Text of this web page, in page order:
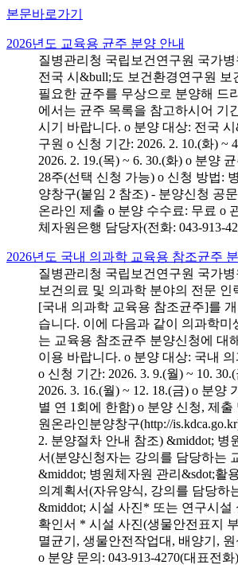
본문바로가기
2026년도 교육용 균주 분양 안내
질병관리청 국립보건연구원 국가
전국 시&bull;도 보건환경연구원 보
필요한 균주를 무상으로 분양해 드
에서는 균주 목록을 참고하시어 기
시기 바랍니다. o 분양 대상: 전국
구원 o 신청 기간: 2026. 2. 10.(화) ~
2026. 2. 19.(목) ~ 6. 30.(화) o 분양
28주(선택 신청 가능) o 신청 방법:
양창구(붙임 2 참조) - 분양신청 공
온라인 제출 o 분양 수수료: 무료 o
체자원은행 담당자(전화: 043-913-
2026년도 국내 의과학 교육용 참조균주
질병관리청 국립보건연구원 국가
보건의료 및 의과학 분야의 전문 인
[국내 의과학 교육용 참조균주]를
습니다. 이에 다음과 같이 의과학미
는 교육용 참조균주 분양신청에 대
이용 바랍니다. o 분양 대상: 국내
o 신청 기간: 2026. 3. 9.(월) ~ 10.
2026. 3. 16.(월) ~ 12. 18.(금) o 분양
별 연 1회에 한함) o 분양 신청, 제
원온라인분양창구(http://
2. 분양절차 안내 참조) &middot; 병
서(분양신청자는 강의를 담당하는
&middot; 병원체자원 관리&sdot;활
의계획서(자유양식, 강의를 담당하
&middot; 시설 사진* 또는 연구시설
확인서 * 시설 사진(생물안전표지
멸균기, 생물안전작업대, 배양기, 원
o 분양 문의: 043-913-4270(대표전화